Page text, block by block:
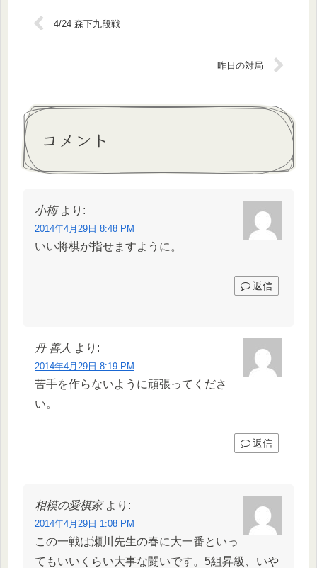
4/24 森下九段戦
昨日の対局
コメント
小梅 より:
2014年4月29日 8:48 PM
いい将棋が指せますように。
返信
丹 善人 より:
2014年4月29日 8:19 PM
苦手を作らないように頑張ってくださ
い。
返信
相模の愛棋家 より:
2014年4月29日 1:08 PM
この一戦は瀬川先生の春に大一番といっ
てもいいくらい大事な闘いです。5組昇級、いや